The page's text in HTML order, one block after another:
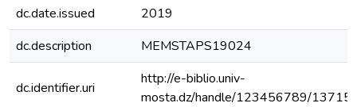
dc.date.issued
2019
dc.description
MEMSTAPS19024
dc.identifier.uri
http://e-biblio.univ-
mosta.dz/handle/123456789/13715